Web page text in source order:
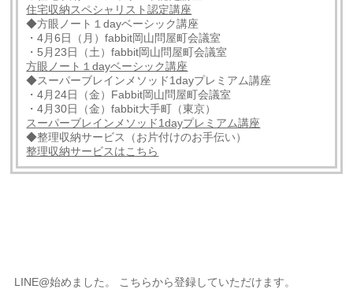
住宅収納スペシャリスト認定講座
◆方眼ノート１dayベーシック講座
・4月6日（月）fabbit岡山問屋町会議室
・5月23日（土）fabbit岡山問屋町会議室
方眼ノート１dayベーシック講座
◆スーパーブレインメソッド1dayプレミアム講座
・4月24日（金）Fabbit岡山問屋町会議室
・4月30日（金）fabbit大手町（東京）
スーパーブレインメソッド1dayプレミアム講座
◆整理収納サービス（お片付けのお手伝い）
整理収納サービスはこちら
LINE@始めました。 こちらから登録していただけます。